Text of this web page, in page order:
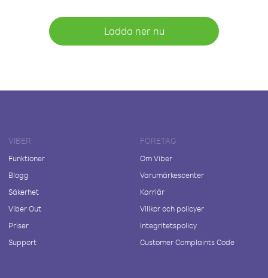
Ladda ner nu
VIBER
Funktioner
Blogg
Säkerhet
Viber Out
Priser
Support
FÖRETAG
Om Viber
Varumärkescenter
Karriär
Villkor och policyer
Integritetspolicy
Customer Complaints Code